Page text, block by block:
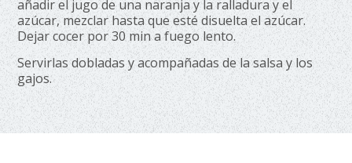
añadir el jugo de una naranja y la ralladura y el
azúcar, mezclar hasta que esté disuelta el azúcar.
Dejar cocer por 30 min a fuego lento.
Servirlas dobladas y acompañadas de la salsa y los
gajos.